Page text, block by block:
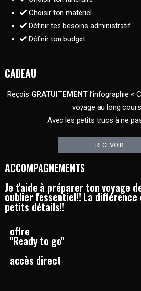
Choisir ton matériel
Définir tes besoins administratif
Définir ton budget
CADEAU
Reçois GRATUITEMENT l’infographie «
voyage au long
Avec les petits trucs à ne
RECEVOIR
ACCOMPAGNEMENTS
Je t'aide à préparer ton voyage
oublier l'essentiel!! La différence
petits détails!!
offre
"Ready to go"
accès direct